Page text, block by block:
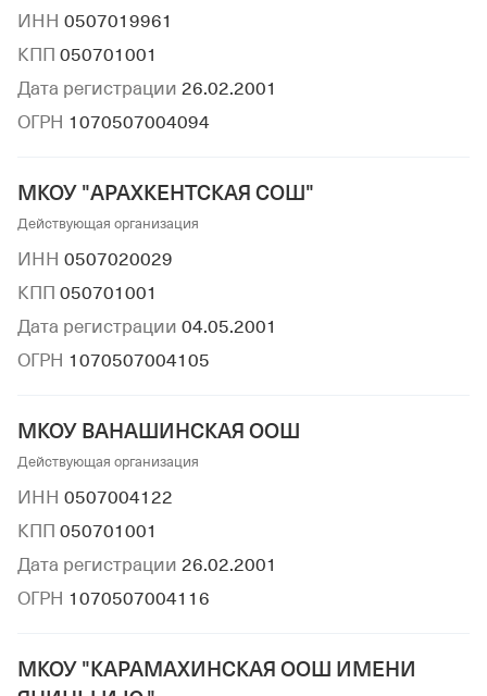
ИНН 0507019961
КПП 050701001
Дата регистрации 26.02.2001
ОГРН 1070507004094
МКОУ "АРАХКЕНТСКАЯ СОШ"
Действующая организация
ИНН 0507020029
КПП 050701001
Дата регистрации 04.05.2001
ОГРН 1070507004105
МКОУ ВАНАШИНСКАЯ ООШ
Действующая организация
ИНН 0507004122
КПП 050701001
Дата регистрации 26.02.2001
ОГРН 1070507004116
МКОУ "КАРАМАХИНСКАЯ ООШ ИМЕНИ